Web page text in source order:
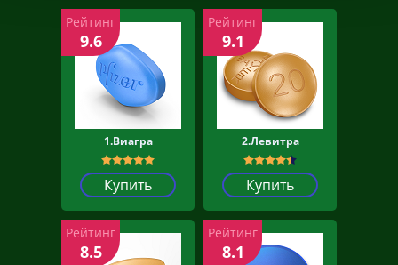
1.Виагра
Купить
Рейтинг
9.6
2.Левитра
Купить
Рейтинг
9.1
Рейтинг
8.5
Рейтинг
8.1